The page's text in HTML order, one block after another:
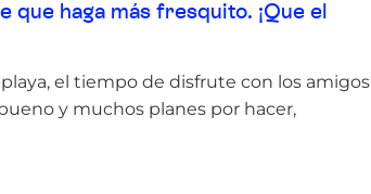
haga más fresquito. ¡Que el
el tiempo de disfrute con los amigos
y muchos planes por hacer,